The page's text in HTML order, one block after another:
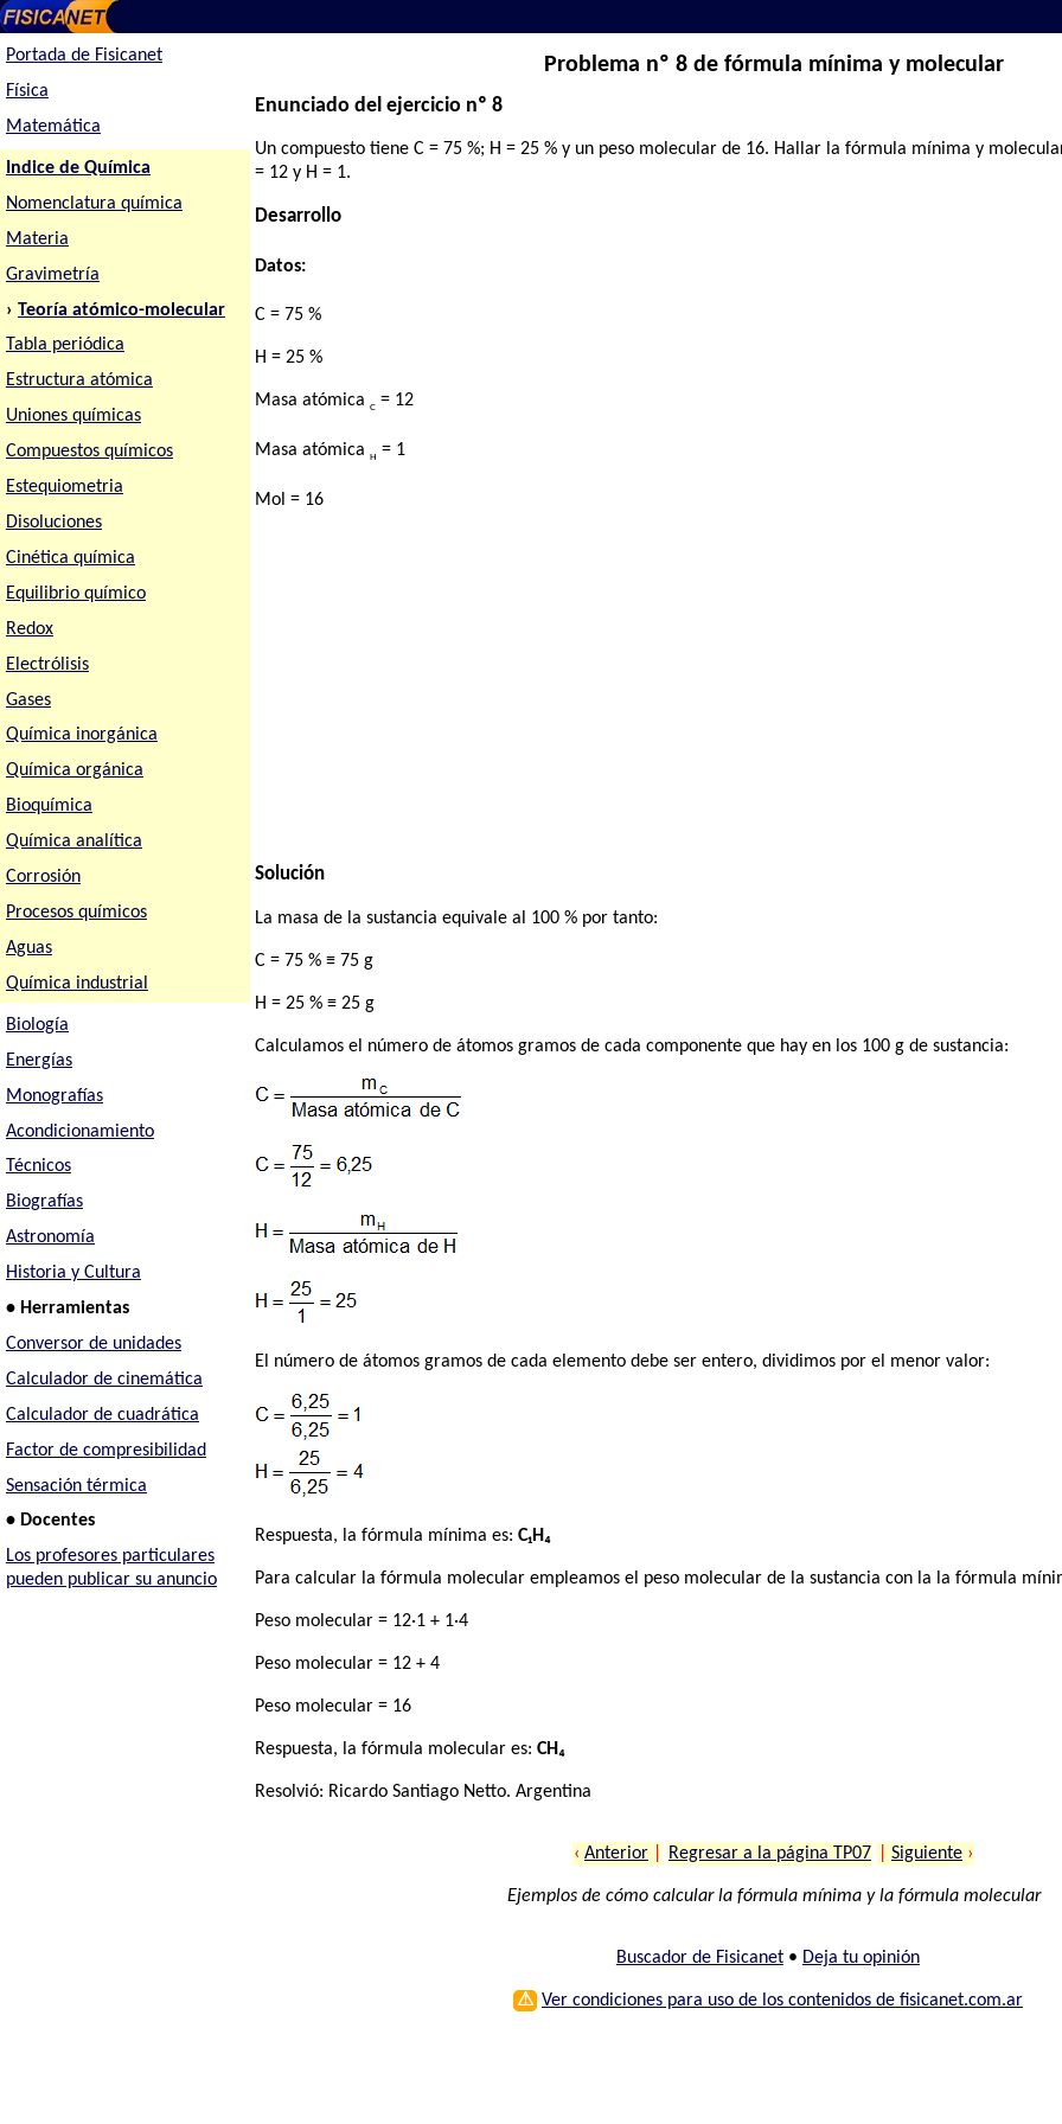
Portada de Fisicanet
Física
Matemática
Indice de Química
Nomenclatura química
Materia
Gravimetría
› Teoría atómico-molecular
Tabla periódica
Estructura atómica
Uniones químicas
Compuestos químicos
Estequiometria
Disoluciones
Cinética química
Equilibrio químico
Redox
Electrólisis
Gases
Química inorgánica
Química orgánica
Bioquímica
Química analítica
Corrosión
Procesos químicos
Aguas
Química industrial
Biología
Energías
Monografías
Acondicionamiento
Técnicos
Biografías
Astronomía
Historia y Cultura
• Herramientas
Conversor de unidades
Calculador de cinemática
Calculador de cuadrática
Factor de compresibilidad
Sensación térmica
• Docentes
Los profesores particulares
pueden publicar su anuncio
Problema nº 8 de fórmula mínima y molecular
Enunciado del ejercicio nº 8
Un compuesto tiene C = 75 %; H = 25 % y un peso molecular de 16. Hallar la fórmula mínima y
= 12 y H = 1.
Desarrollo
Datos:
C = 75 %
H = 25 %
Masa atómica C = 12
Masa atómicaH = 1
Mol = 16
Solución
La masa de la sustancia equivale al 100 % por tanto:
C = 75 % ≡ 75 g
H = 25 % ≡ 25 g
Calculamos el número de átomos gramos de cada componente que hay en los 100 g de sustancia:
El número de átomos gramos de cada elemento debe ser entero, dividimos por el menor valor:
Respuesta, la fórmula mínima es:C₁H₄
Para calcular la fórmula molecular empleamos el peso molecular de la sustancia con la la fórmula
Peso molecular = 12·1 + 1·4
Peso molecular = 12 + 4
Peso molecular = 16
Respuesta, la fórmula molecular es:CH₄
Resolvió: Ricardo Santiago Netto. Argentina
‹ Anterior Regresar a la página TP07 Siguiente ›
Ejemplos de cómo calcular la fórmula mínima y la fórmula molecular
Buscador de Fisicanet• Deja tu opinión
⚠ Ver condiciones para uso de los contenidos de fisicanet.com.ar